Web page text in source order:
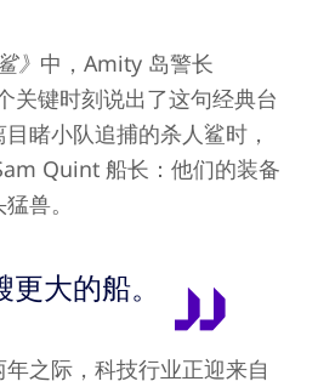
》 中，Amity 岛警长
关键时刻说出了这句经典台
睹小队追捕的杀人鲨时，
Quint 船长：他们的装备
兽。
大的船。
之际，科技行业正迎来自